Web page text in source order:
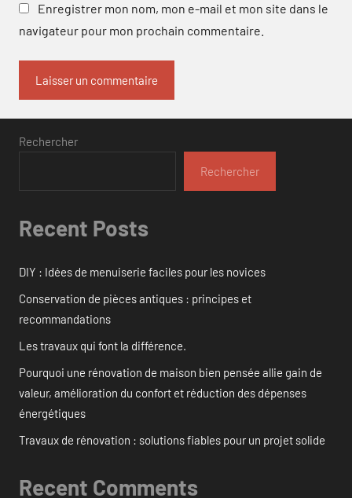
Enregistrer mon nom, mon e-mail et mon site dans le
navigateur pour mon prochain commentaire.
Rechercher
Rechercher
Recent Posts
DIY : Idées de menuiserie faciles pour les novices
Conservation de pièces antiques : principes et
recommandations
Les travaux qui font la différence.
Pourquoi une rénovation de maison bien pensée allie gain de
valeur, amélioration du confort et réduction des dépenses
énergétiques
Travaux de rénovation : solutions fiables pour un projet solide
Recent Comments